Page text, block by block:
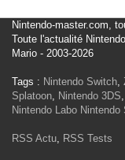
Nintendo-master.com,
Toute l'actualité
Mario - 2003-2026
Tags : Nintendo Switch,
Splatoon, Nintendo 3DS,
Nintendo Labo Nintendo
RSS Actu, RSS Tests